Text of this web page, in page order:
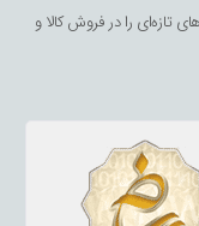
تازه‌ای را در فروش کالا و